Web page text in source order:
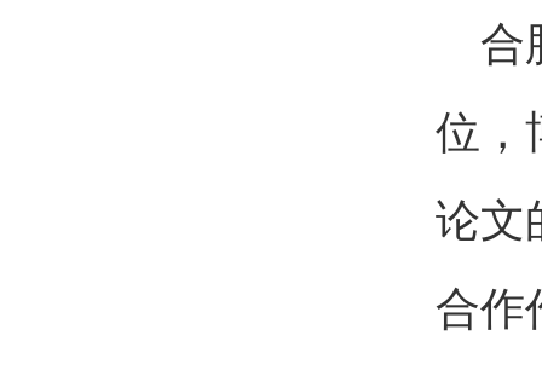
合
位，
论文
合作